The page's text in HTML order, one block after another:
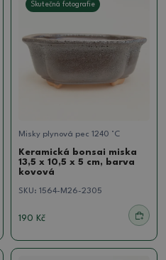
Skutečná fotografie
Misky plynová pec 1240 °C
Keramická bonsai miska
13,5 x 10,5 x 5 cm, barva
kovová
SKU: 1564-M26-2305
190 Kč